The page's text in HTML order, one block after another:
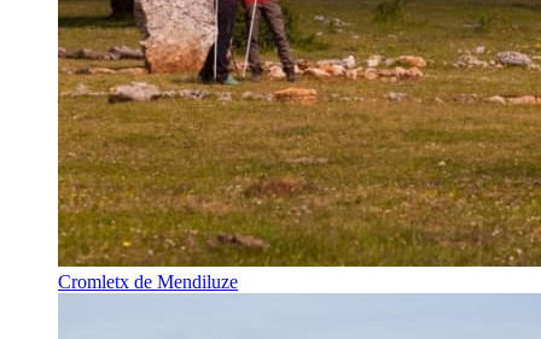
Cromletx de Mendiluze